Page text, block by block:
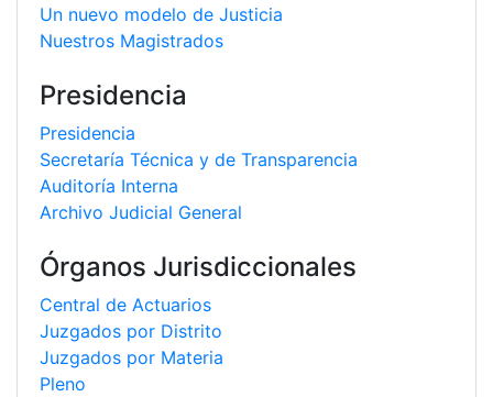
Un nuevo modelo de Justicia
Nuestros Magistrados
Presidencia
Presidencia
Secretaría Técnica y de Transparencia
Auditoría Interna
Archivo Judicial General
Órganos Jurisdiccionales
Central de Actuarios
Juzgados por Distrito
Juzgados por Materia
Pleno